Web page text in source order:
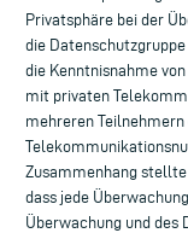
Privatsphäre bei der
die
die Kenntnisnahme
mit privaten
mehreren
Zusammenhang
dass jede
Überwachung und des